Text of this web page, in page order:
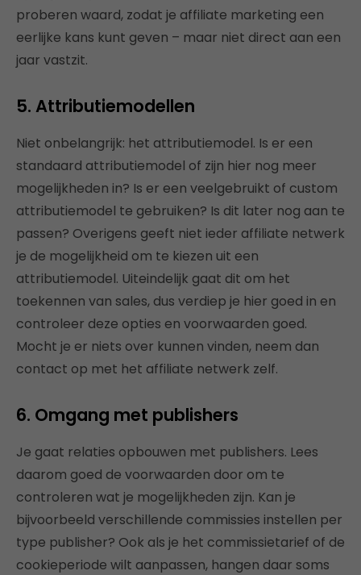
proberen waard, zodat je affiliate marketing een
eerlijke kans kunt geven – maar niet direct aan een
jaar vastzit.
5. Attributiemodellen
Niet onbelangrijk: het attributiemodel. Is er een
standaard attributiemodel of zijn hier nog meer
mogelijkheden in? Is er een veelgebruikt of custom
attributiemodel te gebruiken? Is dit later nog aan te
passen? Overigens geeft niet ieder affiliate netwerk
je de mogelijkheid om te kiezen uit een
attributiemodel. Uiteindelijk gaat dit om het
toekennen van sales, dus verdiep je hier goed in en
controleer deze opties en voorwaarden goed.
Mocht je er niets over kunnen vinden, neem dan
contact op met het affiliate netwerk zelf.
6. Omgang met publishers
Je gaat relaties opbouwen met publishers. Lees
daarom goed de voorwaarden door om te
controleren wat je mogelijkheden zijn. Kan je
bijvoorbeeld verschillende commissies instellen per
type publisher? Ook als je het commissietarief of de
cookieperiode wilt aanpassen, hangen daar soms